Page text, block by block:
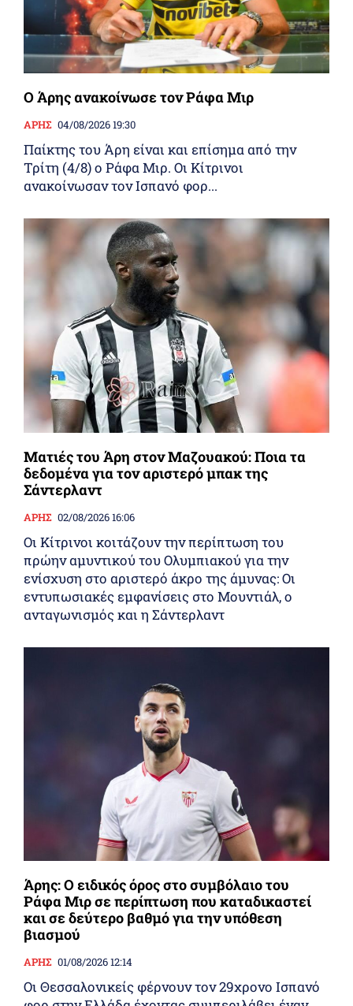
Ο Άρης ανακοίνωσε τον Ράφα Μιρ
ΑΡΗΣ 04/08/2026 19:30
Παίκτης του Άρη είναι και επίσημα από την
Τρίτη (4/8) ο Ράφα Μιρ. Οι Κίτρινοι
ανακοίνωσαν τον Ισπανό φορ...
Ματιές του Άρη στον Μαζουακού: Ποια τα
δεδομένα για τον αριστερό μπακ της
Σάντερλαντ
ΑΡΗΣ 02/08/2026 16:06
Οι Κίτρινοι κοιτάζουν την περίπτωση του
πρώην αμυντικού του Ολυμπιακού για την
ενίσχυση στο αριστερό άκρο της άμυνας: Οι
εντυπωσιακές εμφανίσεις στο Μουντιάλ, ο
ανταγωνισμός και η Σάντερλαντ
Άρης: Ο ειδικός όρος στο συμβόλαιο του
Ράφα Μιρ σε περίπτωση που καταδικαστεί
και σε δεύτερο βαθμό για την υπόθεση
βιασμού
ΑΡΗΣ 01/08/2026 12:14
Οι Θεσσαλονικείς φέρνουν τον 29χρονο Ισπανό